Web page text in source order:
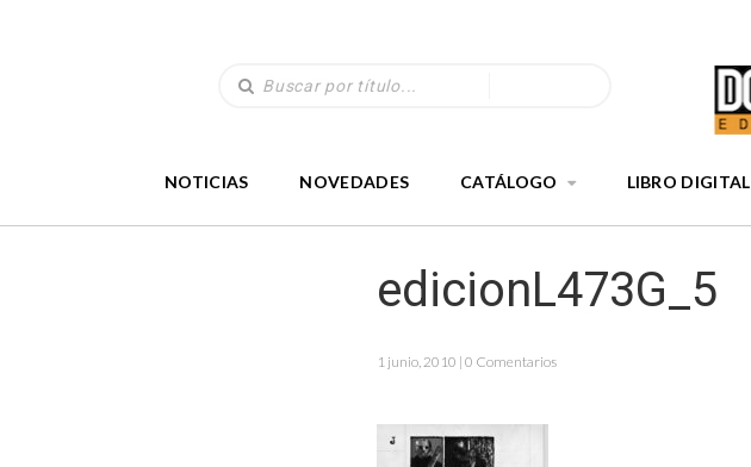
NOTICIAS NOVEDADES CATÁLOGO LIBRO DIGITAL
edicionL473G_5
1 junio, 2010 | 0 Comentarios